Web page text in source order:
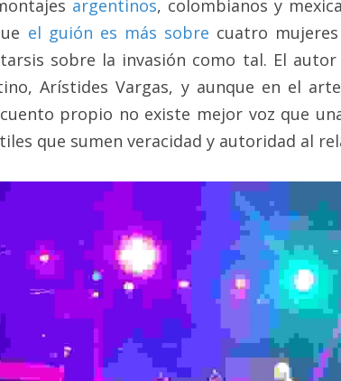
argentinos, colombianos y
el guión es más sobre cuatro
sobre la invasión como tal. El
Arístides Vargas, y aunque en el
propio no existe mejor voz que
que sumen veracidad y autoridad al